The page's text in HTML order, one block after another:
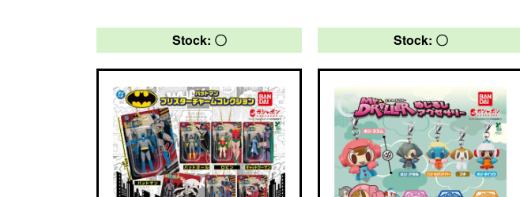
Stock: 〇 Stock: 〇